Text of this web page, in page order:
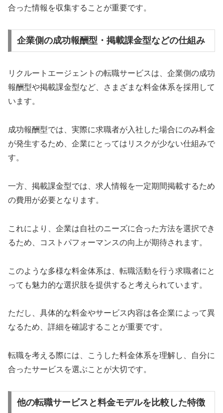
合った情報を収集することが重要です。
企業側の成功報酬型・掲載課金型などの仕組み
リクルートエージェントの転職サービスは、企業側の成功
報酬型や掲載課金型など、さまざまな料金体系を採用して
います。
成功報酬型では、実際に求職者が入社した場合にのみ料金
が発生するため、企業にとってはリスクが少ない仕組みで
す。
一方、掲載課金型では、求人情報を一定期間掲載するため
の費用が必要となります。
これにより、企業は自社のニーズに合った方法を選択でき
るため、コストパフォーマンスの向上が期待されます。
このような多様な料金体系は、転職活動を行う求職者にと
っても魅力的な選択肢を提供すると考えられています。
ただし、具体的な料金やサービス内容は各企業によって異
なるため、詳細を確認することが重要です。
転職を考える際には、こうした料金体系を理解し、自分に
合ったサービスを選ぶことが大切です。
他の転職サービスと料金モデルを比較した特徴